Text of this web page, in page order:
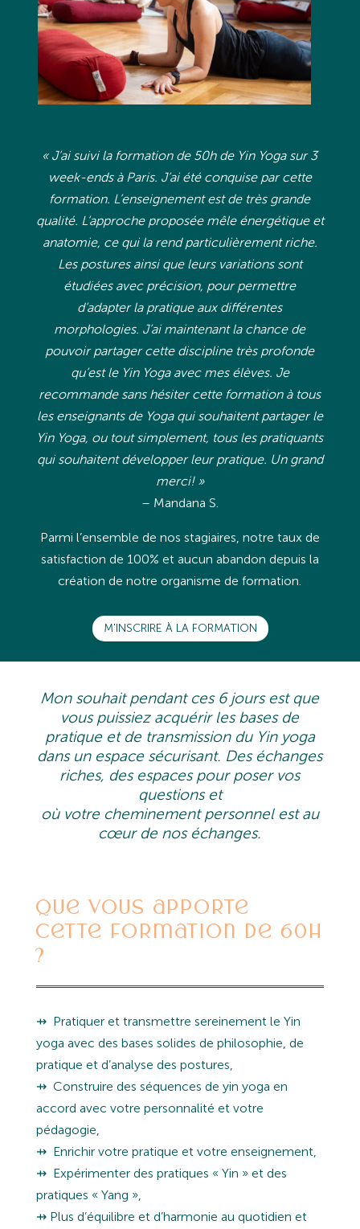
« J’ai suivi la formation de 50h de Yin Yoga sur 3
week-ends à Paris. J’ai été conquise par cette
formation. L’enseignement est de très grande
qualité. L’approche proposée mêle énergétique et
anatomie, ce qui la rend particulièrement riche.
Les postures ainsi que leurs variations sont
étudiées avec précision, pour permettre
d’adapter la pratique aux différentes
morphologies. J’ai maintenant la chance de
pouvoir partager cette discipline très profonde
qu’est le Yin Yoga avec mes élèves. Je
recommande sans hésiter cette formation à tous
les enseignants de Yoga qui souhaitent partager le
Yin Yoga, ou tout simplement, tous les pratiquants
qui souhaitent développer leur pratique. Un grand
merci! »
– Mandana S.
Parmi l’ensemble de nos stagiaires, notre taux de
satisfaction de 100% et aucun abandon depuis la
création de notre organisme de formation.
M'INSCRIRE À LA FORMATION
Mon souhait pendant ces 6 jours est que
vous puissiez acquérir les bases de
pratique et de transmission du Yin yoga
dans un espace sécurisant. Des échanges
riches, des espaces pour poser vos
questions et
où votre cheminement personnel est au
cœur de nos échanges.
Que vous apporte
cette formation de 60h
?
⇸ Pratiquer et transmettre sereinement le Yin
yoga avec des bases solides de philosophie, de
pratique et d’analyse des postures,
⇸ Construire des séquences de yin yoga en
accord avec votre personnalité et votre
pédagogie,
⇸ Enrichir votre pratique et votre enseignement,
⇸ Expérimenter des pratiques « Yin » et des
pratiques « Yang »,
⇸ Plus d’équilibre et d’harmonie au quotidien et